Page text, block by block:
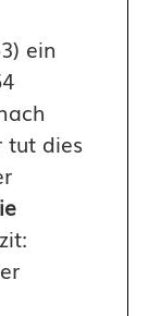
ein
tut dies